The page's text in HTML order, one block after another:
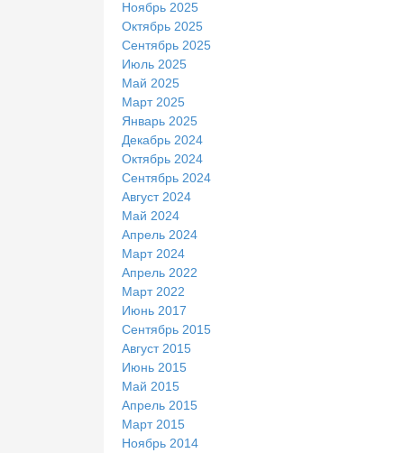
Ноябрь 2025
Октябрь 2025
Сентябрь 2025
Июль 2025
Май 2025
Март 2025
Январь 2025
Декабрь 2024
Октябрь 2024
Сентябрь 2024
Август 2024
Май 2024
Апрель 2024
Март 2024
Апрель 2022
Март 2022
Июнь 2017
Сентябрь 2015
Август 2015
Июнь 2015
Май 2015
Апрель 2015
Март 2015
Ноябрь 2014